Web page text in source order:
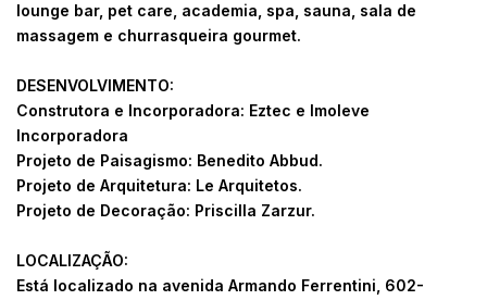
lounge bar, pet care, academia, spa, sauna, sala de
massagem e churrasqueira gourmet.
DESENVOLVIMENTO:
Construtora e Incorporadora: Eztec e Imoleve
Incorporadora
Projeto de Paisagismo: Benedito Abbud.
Projeto de Arquitetura: Le Arquitetos.
Projeto de Decoração: Priscilla Zarzur.
LOCALIZAÇÃO:
Está localizado na avenida Armando Ferrentini, 602-